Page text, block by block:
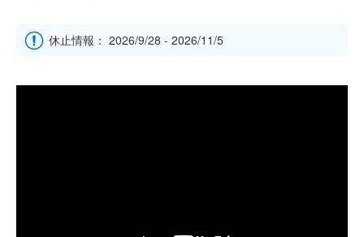
休止情報： 2026/9/28 - 2026/11/5